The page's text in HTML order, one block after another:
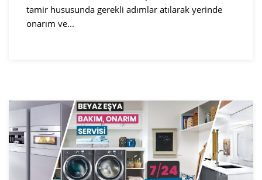
tamir hususunda gerekli adımlar atılarak yerinde
onarım ve...